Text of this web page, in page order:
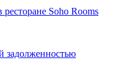
Soho Rooms
задолженностью